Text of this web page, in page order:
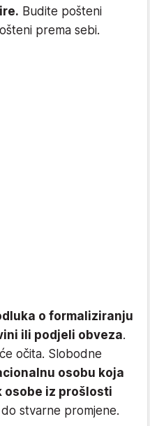
Budite pošteni
prema sebi.
o formaliziranju
ili podjeli obveza.
očita. Slobodne
osobu koja
osobe iz prošlosti
stvarne promjene.